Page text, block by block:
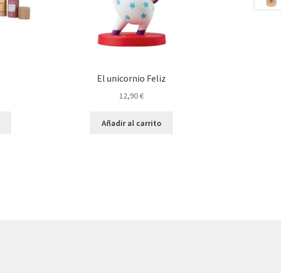
El unicornio Feliz
12,90€
Añadir al carrito